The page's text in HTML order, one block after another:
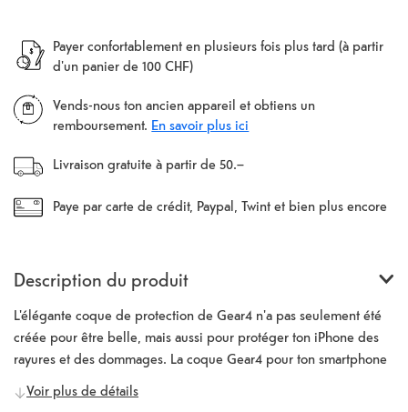
Payer confortablement en plusieurs fois plus tard (à partir
d'un panier de 100 CHF)
Vends-nous ton ancien appareil et obtiens un
remboursement. En savoir plus ici
Livraison gratuite à partir de 50.–
Paye par carte de crédit, Paypal, Twint et bien plus encore
Description du produit
L'élégante coque de protection de Gear4 n'a pas seulement été
créée pour être belle, mais aussi pour protéger ton iPhone des
rayures et des dommages. La coque Gear4 pour ton smartphone
offre une protection particulièrement élevée contre les chocs,
grâce au D3O®. Ce matériau de haute qualité protège si bien
Voir plus de détails